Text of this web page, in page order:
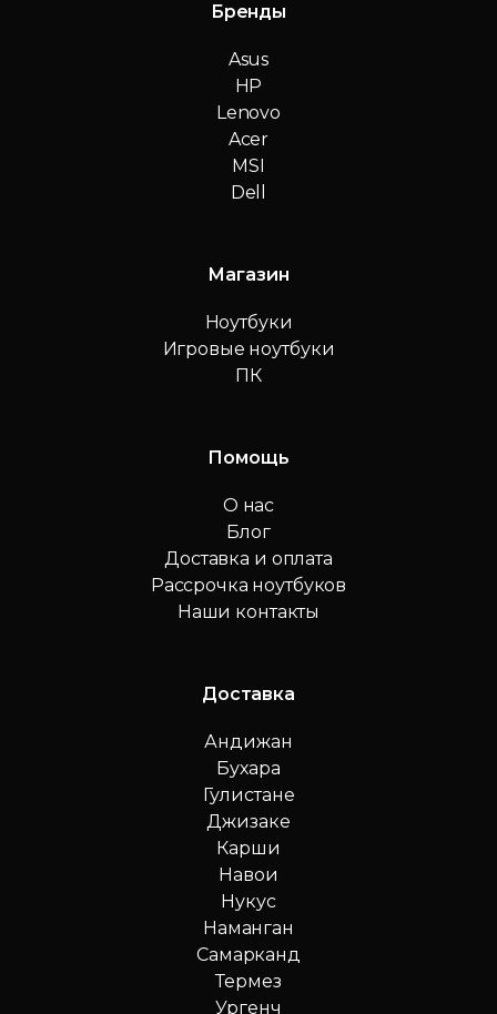
Бренды
Asus
HP
Lenovo
Acer
MSI
Dell
Магазин
Ноутбуки
Игровые ноутбуки
ПК
Помощь
О нас
Блог
Доставка и оплата
Рассрочка ноутбуков
Наши контакты
Доставка
Андижан
Бухара
Гулистане
Джизаке
Карши
Навои
Нукус
Наманган
Самарканд
Термез
Ургенч